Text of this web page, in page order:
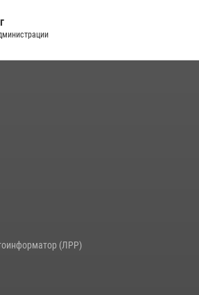
росгвардейцы задержали хулигана,
пистолетом
цифровом форуме
Росгвардии провели встречу с
клуба «Умные каникулы»
(ЛРР)